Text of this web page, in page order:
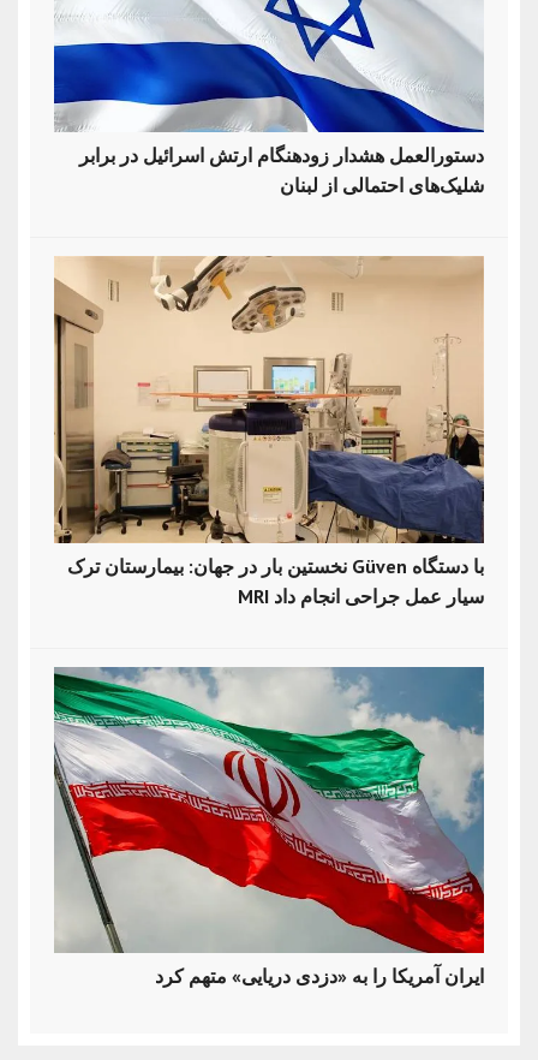
دستورالعمل هشدار زودهنگام ارتش اسرائیل در برابر
شلیک‌های احتمالی از لبنان
نخستین بار در جهان: بیمارستان ترک Güven با دستگاه
MRI سیار عمل جراحی انجام داد
ایران آمریکا را به «دزدی دریایی» متهم کرد